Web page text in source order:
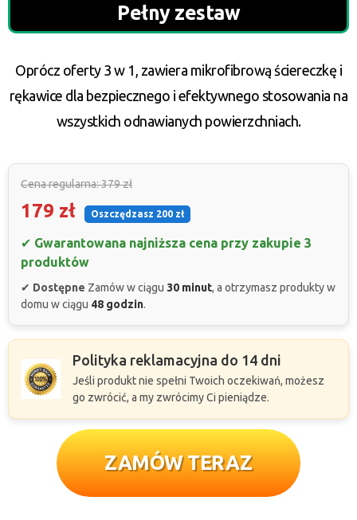
Pełny zestaw
Oprócz oferty 3 w 1, zawiera mikrofibrową ściereczkę i
rękawice dla bezpiecznego i efektywnego stosowania na
wszystkich odnawianych powierzchniach.
Cena regularna: 379 zł
179 zł Oszczędzasz 200 zł
✔ Gwarantowana najniższa cena przy zakupie 3
produktów
✔ Dostępne Zamów w ciągu 30 minut, a otrzymasz produkty w
domu w ciągu 48 godzin.
Polityka reklamacyjna do 14 dni
Jeśli produkt nie spełni Twoich oczekiwań, możesz
go zwrócić, a my zwrócimy Ci pieniądze.
ZAMÓW TERAZ